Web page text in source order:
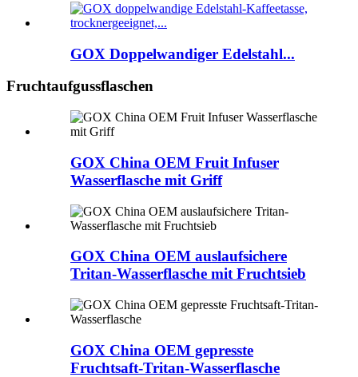
GOX Doppelwandiger Edelstahl...
Fruchtaufgussflaschen
GOX China OEM Fruit Infuser
Wasserflasche mit Griff
GOX China OEM auslaufsichere
Tritan-Wasserflasche mit Fruchtsieb
GOX China OEM gepresste
Fruchtsaft-Tritan-Wasserflasche